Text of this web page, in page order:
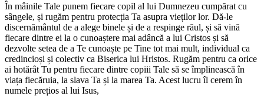
În mâinile Tale punem fiecare copil al lui Dumnezeu cumpărat cu
sângele, și rugăm pentru protecția Ta asupra vieților lor. Dă-le
discernământul de a alege binele și de a respinge răul, și să vină
fiecare dintre ei la o cunoaștere mai adâncă a lui Cristos și să
dezvolte setea de a Te cunoaște pe Tine tot mai mult, individual ca
credincioși și colectiv ca Biserica lui Hristos. Rugăm pentru ca orice
ai hotărât Tu pentru fiecare dintre copiii Tale să se împlinească în
viața fiecăruia, la slava Ta și la marea Ta. Acest lucru îl cerem în
numele prețios al lui Isus,